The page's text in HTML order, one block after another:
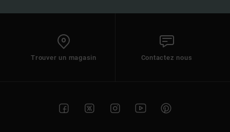
Trouver un magasin Contactez nous